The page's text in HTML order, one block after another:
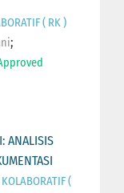
( RK )
;
ANALISIS
(